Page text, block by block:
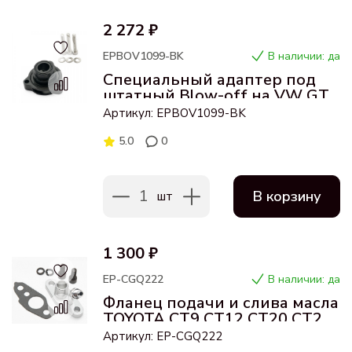
2 272 ₽
В наличии: да
EPBOV1099-BK
Специальный адаптер под
штатный Blow-off на VW GTI
Golf Mk7 Mk7.5 / Jetta A3 1.8T
Артикул: EPBOV1099-BK
5.0 0
1 шт В корзину
1 300 ₽
В наличии: да
EP-CGQ222
Фланец подачи и слива масла
TOYOTA CT9 CT12 CT20 CT26
4AN
Артикул: EP-CGQ222